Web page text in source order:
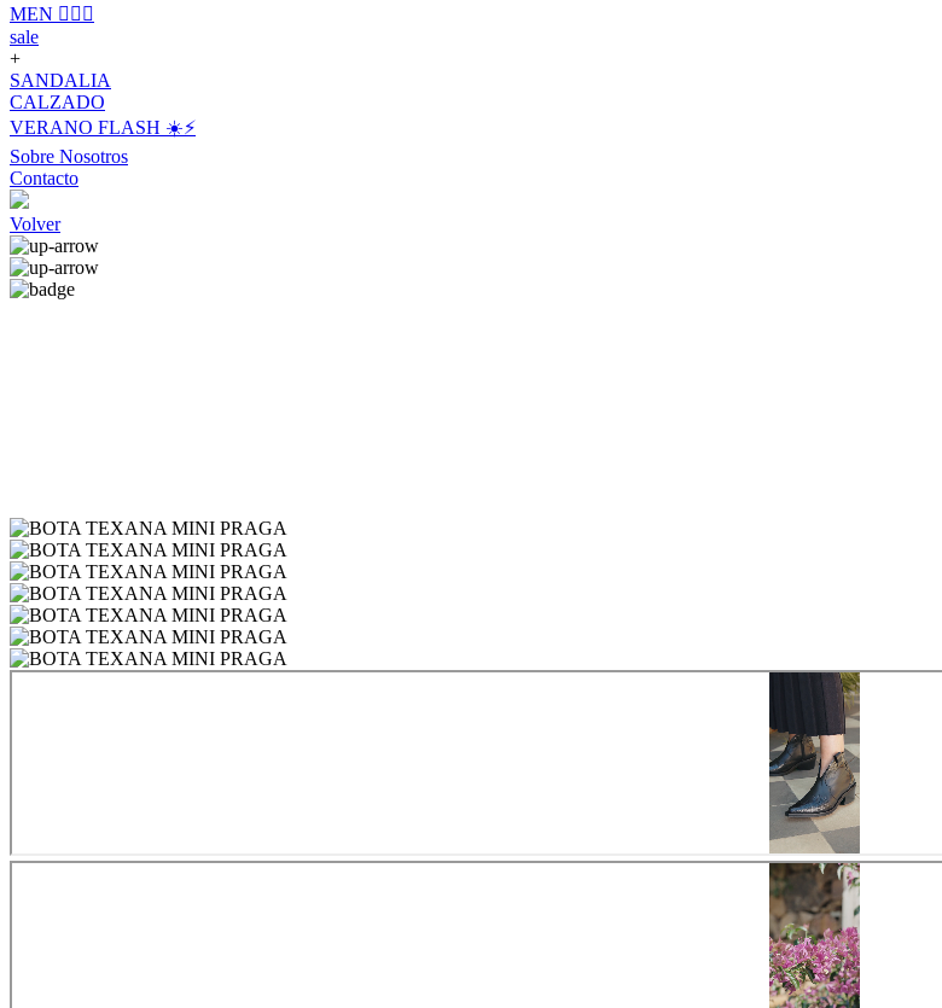
MEN 🙋🏽‍♂️
sale
+
SANDALIA
CALZADO
VERANO FLASH ☀️⚡️
Sobre Nosotros
Contacto
Volver